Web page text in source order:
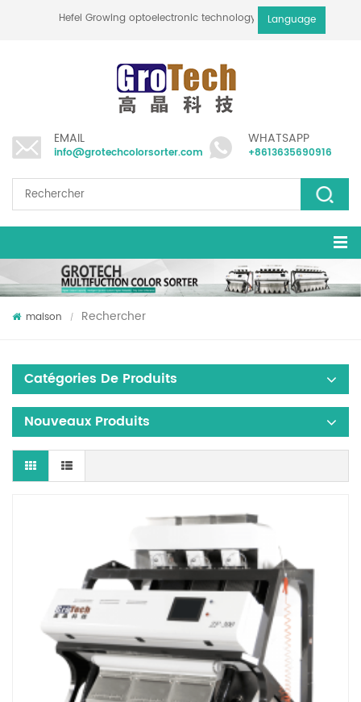
Hefei Growing optoelectronic technology co., ltd
Language
EMAIL
info@grotechcolorsorter.com
WHATSAPP
+8613635690916
maison / Rechercher
Catégories De Produits
Nouveaux Produits